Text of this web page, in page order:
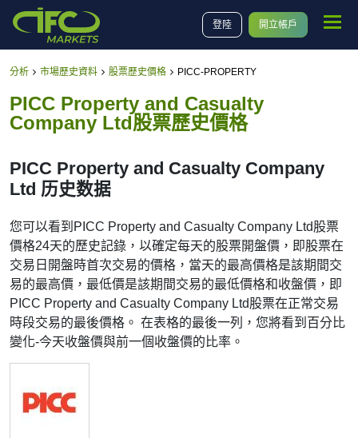
登陸 開立帳戶
分析 市場歷史資料 股票歷史價格 PICC-PROPERTY
PICC Property and Casualty
Company Ltd股票歷史價格
PICC Property and Casualty Company
Ltd 历史数据
您可以看到PICC Property and Casualty Company Ltd股票
價格24天的歷史記錄，以確定每天的股票開盤價，即股票在
交易日開盤時首次交易的價格，當天的最高價格是該期間交
易的最高價，最低價是該期間交易的最低價格和收盤價，即
PICC Property and Casualty Company Ltd股票在正常交易
時段交易的最後價格。 在表格的最後一列，您將看到百分比
變化-今天收盤價與前一個收盤價的比率。